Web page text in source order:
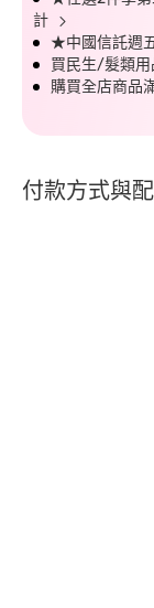
計
★中國信託週
買民生/髮類
購買全店商品
付款方式與